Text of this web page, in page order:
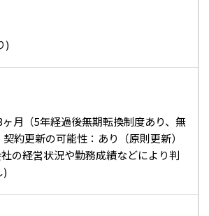
)
月（5年経過後無期転換制度あり、無
約更新の可能性：あり（原則更新）
の経営状況や勤務成績などにより判
)